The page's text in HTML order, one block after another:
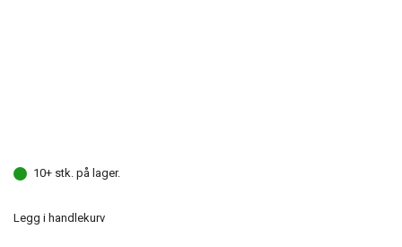
10+ stk. på lager.
Legg i handlekurv